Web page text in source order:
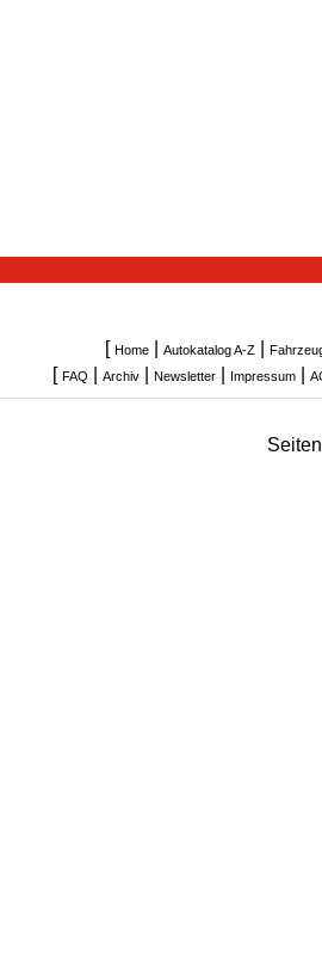
[ Home| Autokatalog A-Z|
[ FAQ Archiv Newsletter Impressum